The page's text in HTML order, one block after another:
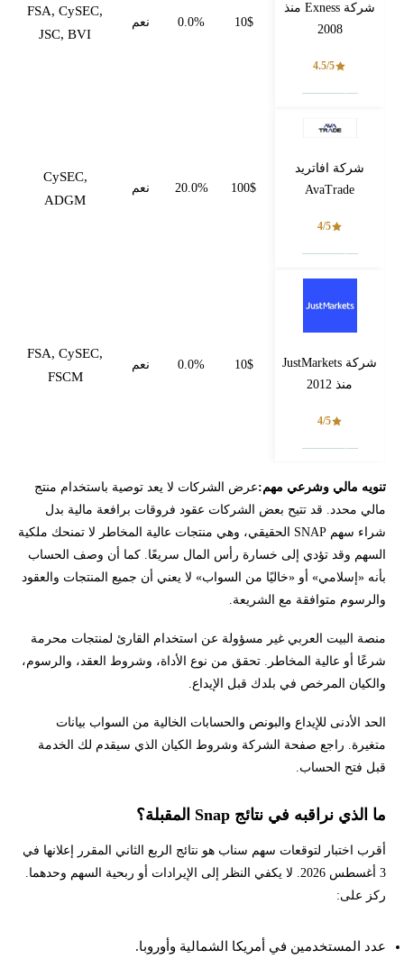
شركة Exness منذ
2008
4.5/5
10$
0.0% نعم
FSA, CySEC,
JSC, BVI
شركة افاتريد
AvaTrade
4/5
100$
20.0% نعم
CySEC,
ADGM
شركة JustMarkets
منذ 2012
4/5
10$
0.0% نعم
FSA, CySEC,
FSCM
تنويه مالي وشرعي مهم:عرض الشركات لا يعد توصية باستخدام منتج
مالي محدد. قد تتيح بعض الشركات عقود فروقات برافعة مالية بدل
شراء سهم SNAP الحقيقي، وهي منتجات عالية المخاطر لا تمنحك ملكية
السهم وقد تؤدي إلى خسارة رأس المال سريعًا. كما أن وصف الحساب
بأنه «إسلامي» أو «خاليًا من السواب» لا يعني أن جميع المنتجات والعقود
والرسوم متوافقة مع الشريعة.
منصة البيت العربي غير مسؤولة عن استخدام القارئ لمنتجات محرمة
شرعًا أو عالية المخاطر. تحقق من نوع الأداة، وشروط العقد، والرسوم،
والكيان المرخص في بلدك قبل الإيداع.
الحد الأدنى للإيداع والبونص والحسابات الخالية من السواب بيانات
متغيرة. راجع صفحة الشركة وشروط الكيان الذي سيقدم لك الخدمة
قبل فتح الحساب.
ما الذي نراقبه في نتائج Snap المقبلة؟
أقرب اختبار لتوقعات سهم سناب هو نتائج الربع الثاني المقرر إعلانها في
3 أغسطس 2026. لا يكفي النظر إلى الإيرادات أو ربحية السهم وحدهما.
ركز على:
عدد المستخدمين في أمريكا الشمالية وأوروبا.